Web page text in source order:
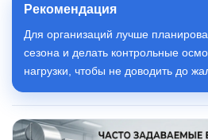
Рекомендация
Для организаций лучше
сезона и делать контрольные
нагрузки, чтобы не доводить до